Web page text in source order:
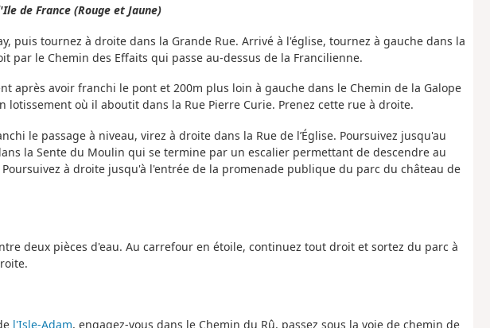
de France (Rouge et Jaune)
puis tournez à droite dans la Grande Rue. Arrivé à l'église, tournez à gauche dans la
par le Chemin des Effaits qui passe au-dessus de la Francilienne.
après avoir franchi le pont et 200m plus loin à gauche dans le Chemin de la Galope
où il aboutit dans la Rue Pierre Curie. Prenez cette rue à droite.
le passage à niveau, virez à droite dans la Rue de l’Église. Poursuivez jusqu'au
la Sente du Moulin qui se termine par un escalier permettant de descendre au
à droite jusqu'à l'entrée de la promenade publique du parc du château de
deux pièces d'eau. Au carrefour en étoile, continuez tout droit et sortez du parc à
l'Isle-Adam, engagez-vous dans le Chemin du Rû, passez sous la voie de chemin de